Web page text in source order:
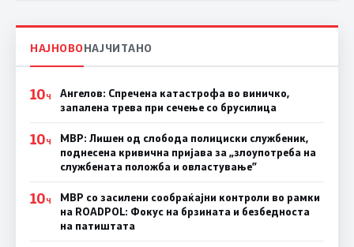
НАЈНОВОНАЈЧИТАНО
10Ч
Ангелов: Спречена катастрофа во виничко,
запалена трева при сечење со брусилица
10Ч
МВР: Лишен од слобода полициски службеник,
поднесена кривична пријава за „злоупотреба на
службената положба и овластување”
10Ч
МВР со засилени сообраќајни контроли во рамки
на ROADPOL: Фокус на брзината и безбедноста
на патиштата